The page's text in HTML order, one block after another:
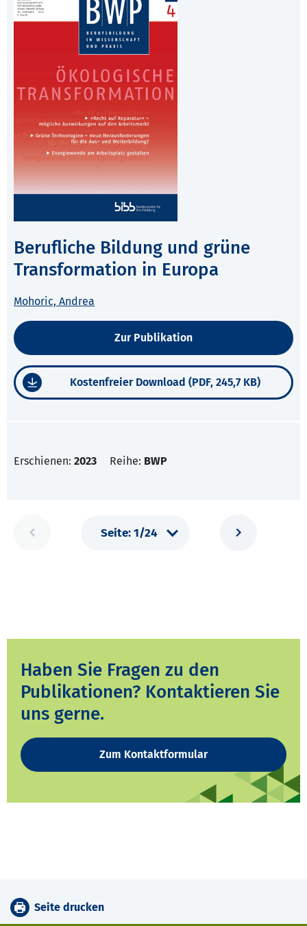
Berufliche Bildung und grüne
Transformation in Europa
Mohoric, Andrea
Zur Publikation
Kostenfreier Download (PDF, 245,7 KB)
Erschienen: 2023 Reihe: BWP
Haben Sie Fragen zu den
Publikationen? Kontaktieren Sie
uns gerne.
Zum Kontaktformular
Seite drucken